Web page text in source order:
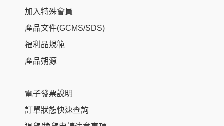
加入特殊會員
產品文件(GCMS/SDS)
福利品規範
產品朔源
電子發票說明
訂單狀態快速查詢